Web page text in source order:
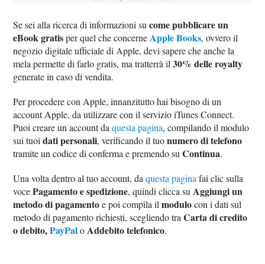
Se sei alla ricerca di informazioni sucome pubblicare un
eBook gratisper quel che concerne Apple Books, ovvero il
negozio digitale ufficiale di Apple, devi sapere che anche la
mela permette di farlo gratis, ma tratterrà il30% delle royalty
generate in caso di vendita.
Per procedere con Apple, innanzitutto hai bisogno di un
account Apple, da utilizzare con il servizio iTunes Connect.
Puoi creare un account daquesta pagina, compilando il modulo
sui tuoidati personali, verificando il tuonumero di telefono
tramite un codice di conferma e premendo suContinua.
Una volta dentro al tuo account, daquesta pagina fai clic sulla
vocePagamento e spedizione, quindi clicca su Aggiungi un
metodo di pagamentoe poi compila ilmodulocon i dati sul
metodo di pagamento richiesti, scegliendo traCarta di credito
o debito,PayPalo Addebito telefonico.